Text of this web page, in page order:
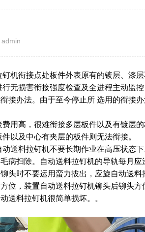
机衔接点处板件外表原有的镀层、漆层
无损害衔接强度检查及全进程主动监
接办法。由于至今停止所 选用的衔接
用高，很难衔接多层板件以及有镀层
以及中心有夹层的板件则无法衔接。
送料拉钉机不要长期作业在高压状态
病扫除。自动送料拉钉机的导轨每月
头时不要运用蛮力拔出，应旋自动送
位，装置自动送料拉钉机铆头后铆头
送料拉钉机很简单损坏。。